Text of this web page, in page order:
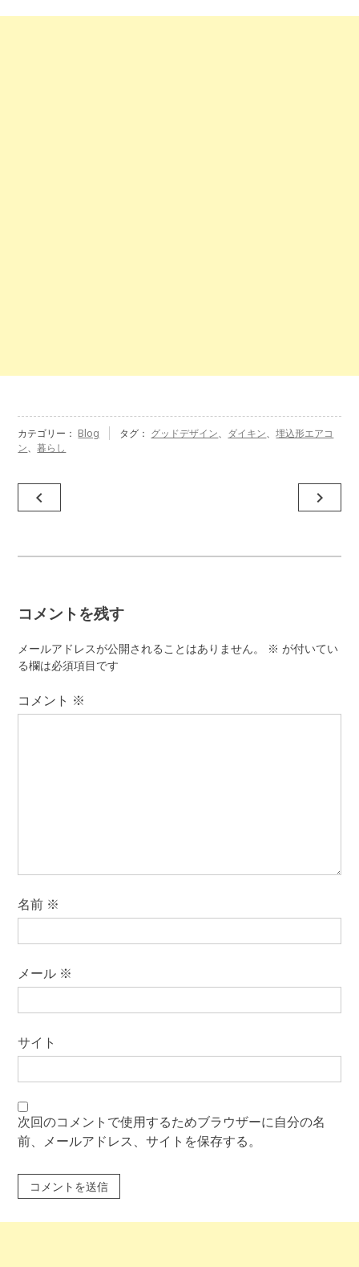
カテゴリー： Blog タグ： グッドデザイン、 ダイキン、埋込形エアコ
ン、暮らし
投
稿
ー
シ
ョ
navigate_before navigate_next
コメントを残す
メールアドレスが公開されることはありません。 ※ が付いてい
る欄は必須項目です
コメント ※
名前 ※
メール ※
サイト
次回のコメントで使用するためブラウザーに自分の名
前、メールアドレス、サイトを保存する。